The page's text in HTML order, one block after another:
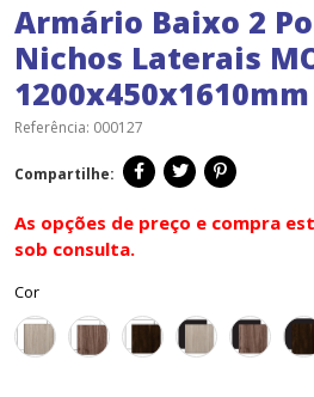
Armário Baixo 2
Nichos Laterais
Referência: 000127
Compartilhe:
As opções de preço e compra
sob consulta.
Cor